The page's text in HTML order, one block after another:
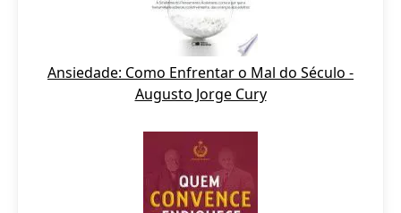
Ansiedade: Como Enfrentar o Mal do Século -
Augusto Jorge Cury